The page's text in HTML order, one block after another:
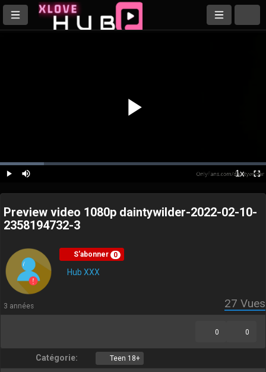
Video
Play Mute
Loaded:
16.51%
1xPlayback
Preview video 1080p daintywilder-2022-02-10-
2358194732-3
S'abonner 0
Hub XXX
3 années 27 Vues
0
0
Catégorie: Teen 18+